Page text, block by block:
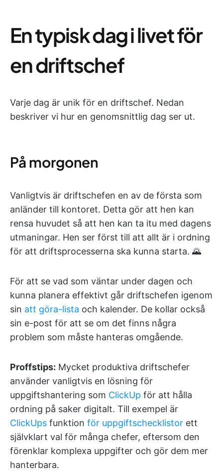
En typisk dag i livet för
en driftschef
Varje dag är unik för en driftschef. Nedan
beskriver vi hur en genomsnittlig dag ser ut.
På morgonen
Vanligtvis är driftschefen en av de första som
anländer till kontoret. Detta gör att hen kan
rensa huvudet så att hen kan ta itu med dagens
utmaningar. Hen ser först till att allt är i ordning
för att driftsprocesserna ska kunna starta. 🌄
För att se vad som väntar under dagen och
kunna planera effektivt går driftschefen igenom
sin att göra-lista och kalender. De kollar också
sin e-post för att se om det finns några
problem som måste hanteras omgående.
Proffstips: Mycket produktiva driftschefer
använder vanligtvis en lösning för
uppgiftshantering som ClickUp för att hålla
ordning på saker digitalt. Till exempel är
ClickUps funktion för uppgiftschecklistor ett
självklart val för många chefer, eftersom den
förenklar komplexa uppgifter och gör dem mer
hanterbara.